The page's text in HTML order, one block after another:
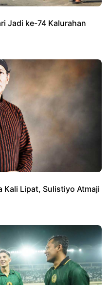
Jadi ke-74 Kalurahan
Kali Lipat, Sulistiyo Atmaji